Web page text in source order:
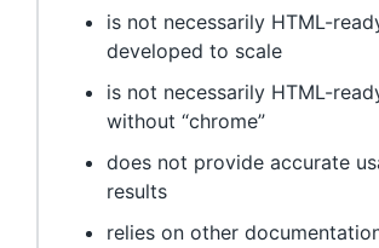
is not necessarily HTML-
developed to scale
is not necessarily HTML-
without “chrome”
does not provide accurate
results
relies on other